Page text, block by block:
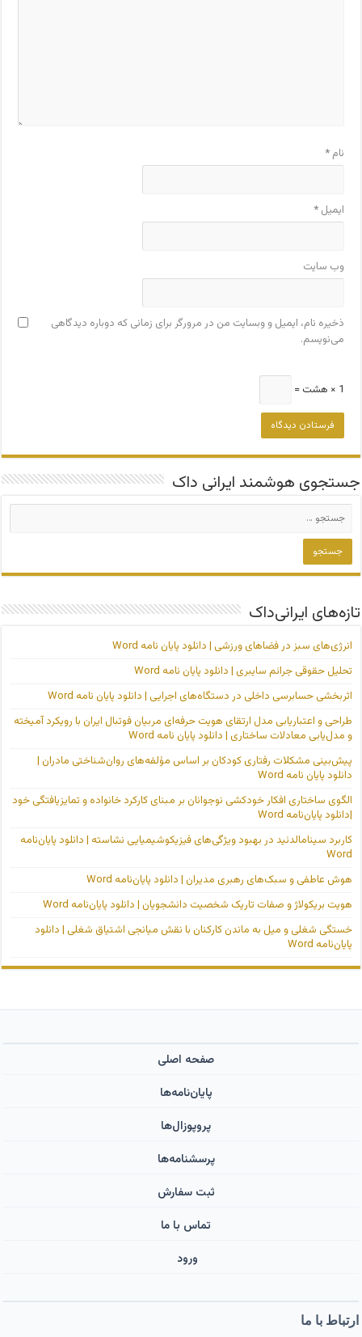
نام*
ایمیل*
وب‌ سایت
ذخیره نام، ایمیل و وبسایت من در مرورگر برای زمانی که دوباره دیدگاهی
می‌نویسم.
1 × هشت =
جستجوی هوشمند ایرانی داک
تازه‌های ایرانی‌داک
انرژی‌های سبز در فضاهای ورزشی | دانلود پایان نامه Word
تحلیل حقوقی جرائم سایبری | دانلود پایان نامه Word
اثربخشی حسابرسی داخلی در دستگاه‌های اجرایی | دانلود پایان نامه Word
طراحی و اعتباریابی مدل ارتقای هویت حرفه‌ای مربیان فوتبال ایران با رویکرد آمیخته
و مدل‌یابی معادلات ساختاری | دانلود پایان نامه Word
پیش‌بینی مشکلات رفتاری کودکان بر اساس مؤلفه‌های روان‌شناختی مادران |
دانلود پایان نامه Word
الگوی ساختاری افکار خودکشی نوجوانان بر مبنای کارکرد خانواده و تمایزیافتگی خود
|دانلود پایان‌نامه Word
کاربرد سینامالدئید در بهبود ویژگی‌های فیزیکوشیمیایی نشاسته | دانلود پایان‌نامه
Word
هوش عاطفی و سبک‌های رهبری مدیران | دانلود پایان‌نامه Word
هویت بریکولاژ و صفات تاریک شخصیت دانشجویان | دانلود پایان‌نامه Word
خستگی شغلی و میل به ماندن کارکنان با نقش میانجی اشتیاق شغلی | دانلود
پایان‌نامه Word
صفحه اصلی
پایان‌نامه‌ها
پروپوزال‌ها
پرسشنامه‌ها
ثبت سفارش
تماس با ما
ورود ‌
ارتباط با ما